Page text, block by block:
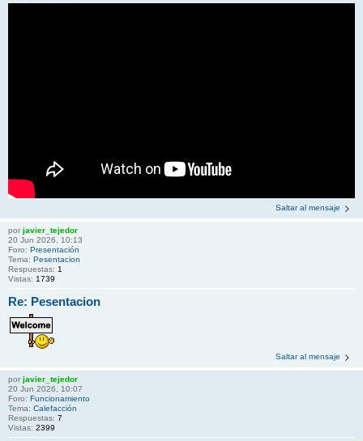
Saltar al mensaje
por javier_tejedor
20 Jun 2026, 10:13
Foro: Presentación
Tema: Pesentacion
Respuestas: 1
Vistas: 1739
Re: Pesentacion
Saltar al mensaje
por javier_tejedor
20 Jun 2026, 10:07
Foro: Funcionamiento
Tema: Calefacción
Respuestas: 7
Vistas: 2399